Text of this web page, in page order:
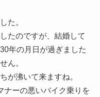
た。
たのですが、結婚して
年の月日が過ぎました
ん。
が沸いて来ますね。
ナーの悪いバイク乗りを